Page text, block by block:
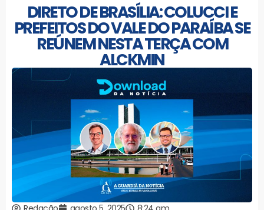
DIRETO DE BRASÍLIA: COLUCCI E
PREFEITOS DO VALE DO PARAÍBA SE
REÚNEM NESTA TERÇA COM
ALCKMIN